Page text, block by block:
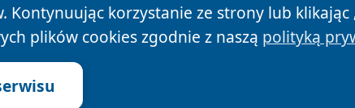
Kontynuując korzystanie ze strony lub
plików cookies zgodnie z naszą polityką